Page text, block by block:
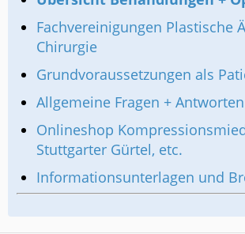
Fachvereinigungen Plastische
Chirurgie
Grundvoraussetzungen als
Allgemeine Fragen + Antworten
Onlineshop
Stuttgarter Gürtel, etc.
Informationsunterlagen und